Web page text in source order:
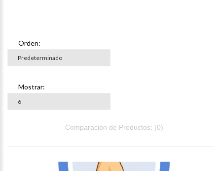
Orden:
Mostrar:
Comparación de Productos: (0)